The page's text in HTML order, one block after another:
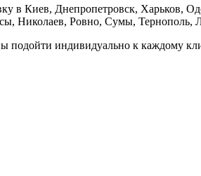
в Киев, Днепропетровск, Харьков,
Николаев, Ровно, Сумы, Тернополь,
подойти индивидуально к каждому